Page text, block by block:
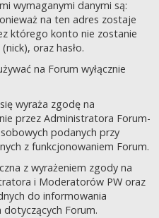
wymaganymi danymi są:
na ten adres zostaje
którego konto nie zostanie
oraz hasło.
na Forum wyłącznie
wyraża zgodę na
przez Administratora Forum-
podanych przy
z funkcjonowaniem Forum.
z wyrażeniem zgody na
i Moderatorów PW oraz
do informowania
Forum.